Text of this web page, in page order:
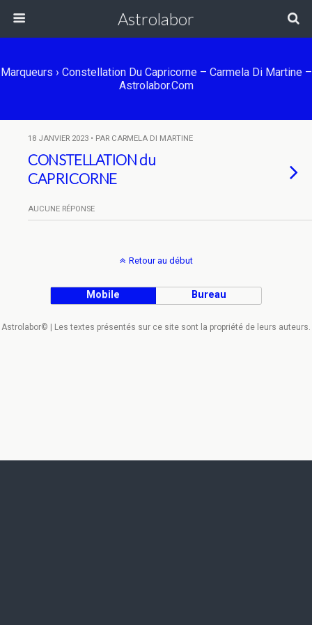
Astrolabor
Marqueurs › Constellation Du Capricorne – Carmela Di Martine –
Astrolabor.com
18 JANVIER 2023 • PAR CARMELA DI MARTINE
CONSTELLATION du
CAPRICORNE
AUCUNE RÉPONSE
Retour au début
Mobile Bureau
Astrolabor© | Les textes présentés sur ce site sont la propriété de leurs auteurs.